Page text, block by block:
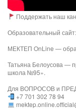
Поддержать наш
Образовательный
МЕКТЕП OnLine —
Татьяна Белоусова —
школа №95».
Для ВОПРОСОВ и
+7 701 302 78 94